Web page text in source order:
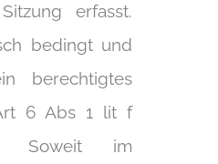
erfasst.
bedingt und
berechtigtes
6 Abs 1 lit f
Soweit im